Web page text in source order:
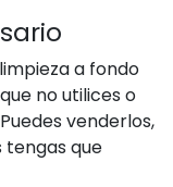
a fondo
no utilices o
venderlos,
tengas que